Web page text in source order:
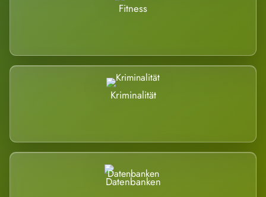
Fitness
Kriminalität
Datenbanken